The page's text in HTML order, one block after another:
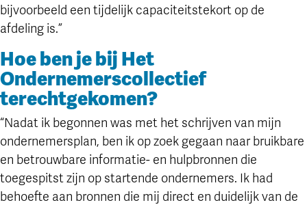
bijvoorbeeld een tijdelijk capaciteitstekort op de
afdeling is.”
Hoe ben je bij Het
Ondernemerscollectief
terechtgekomen?
“Nadat ik begonnen was met het schrijven van mijn
ondernemersplan, ben ik op zoek gegaan naar bruikbare
en betrouwbare informatie- en hulpbronnen die
toegespitst zijn op startende ondernemers. Ik had
behoefte aan bronnen die mij direct en duidelijk van de